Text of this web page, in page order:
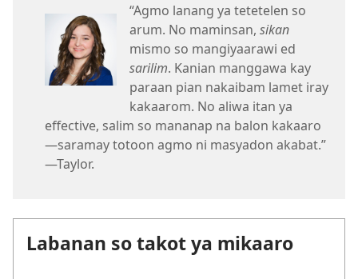
“Agmo lanang ya tetetelen so
arum. No maminsan, sikan
mismo so mangiyaarawi ed
sarilim. Kanian manggawa kay
paraan pian nakaibam lamet iray
kakaarom. No aliwa itan ya
effective, salim so mananap na balon kakaaro​
—saramay totoon agmo ni masyadon akabat.”​
—Taylor.
Labanan so takot ya mikaaro